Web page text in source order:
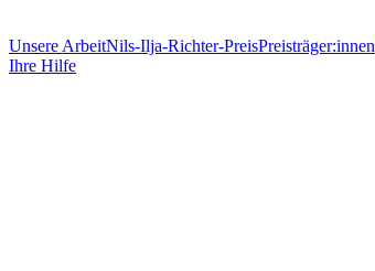
Unsere ArbeitNils-Ilja-Richter-PreisPreisträger:innen
Ihre Hilfe